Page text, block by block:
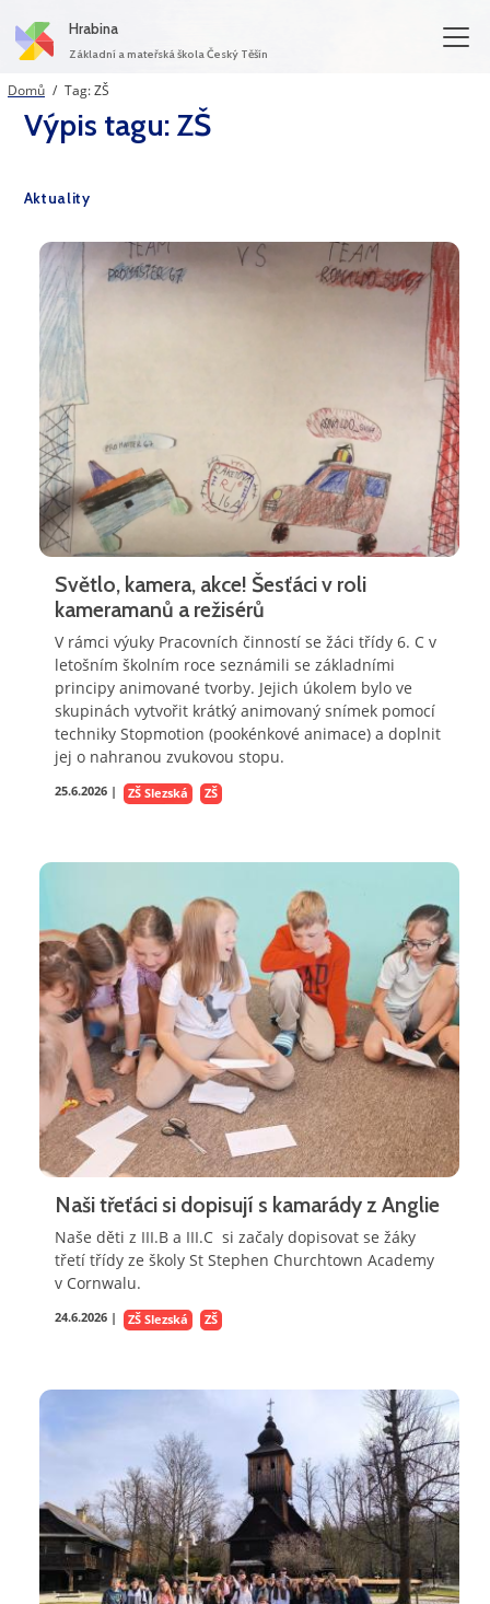
Hrabina
Základní a mateřská škola Český Těšín
Domů Tag: ZŠ
Výpis tagu: ZŠ
Aktuality
Světlo, kamera, akce! Šesťáci v roli
kameramanů a režisérů
V rámci výuky Pracovních činností se žáci třídy 6. C v
letošním školním roce seznámili se základními
principy animované tvorby. Jejich úkolem bylo ve
skupinách vytvořit krátký animovaný snímek pomocí
techniky Stopmotion (pookénkové animace) a doplnit
jej o nahranou zvukovou stopu.
25.6.2026 | ZŠ Slezská ZŠ
Naši třeťáci si dopisují s kamarády z Anglie
Naše děti z III.B a III.C si začaly dopisovat se žáky
třetí třídy ze školy St Stephen Churchtown Academy
v Cornwalu.
24.6.2026 | ZŠ Slezská ZŠ